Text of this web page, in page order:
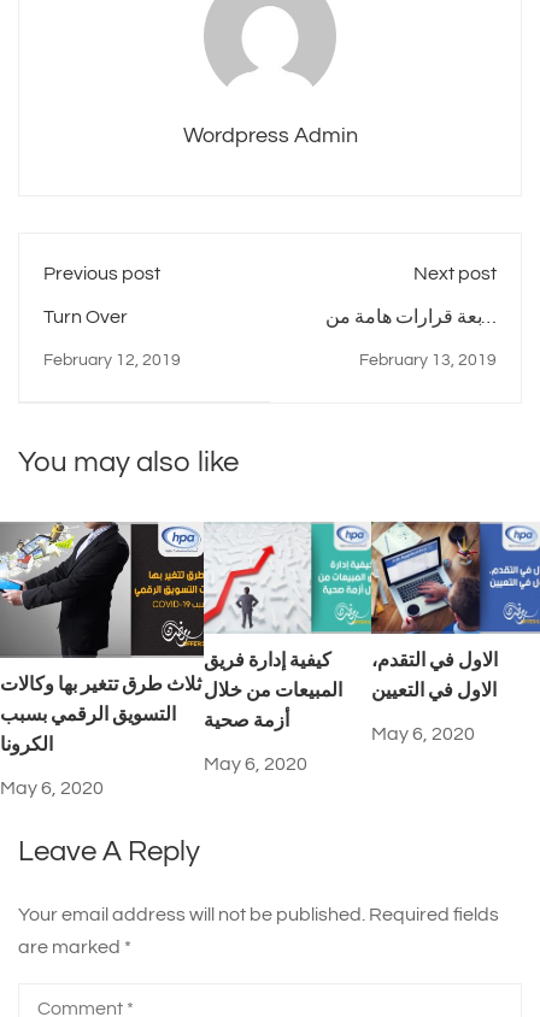
Wordpress Admin
Previous post
Turn Over
February 12, 2019
Next post
اربعة قرارات هامة من
February 13, 2019
You may also like
ثلاث طرق تتغير بها وكالات
التسويق الرقمي بسبب
الكرونا
May 6, 2020
كيفية إدارة فريق
المبيعات من خلال
أزمة صحية
May 6, 2020
الاول في التقدم،
الاول في التعيين
May 6, 2020
Leave A Reply
Your email address will not be published. Required fields
are marked *